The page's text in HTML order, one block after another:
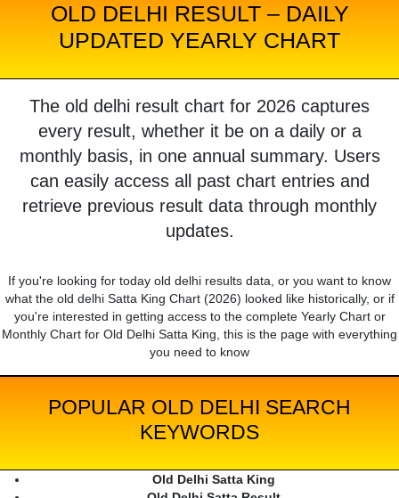
OLD DELHI RESULT – DAILY
UPDATED YEARLY CHART
The old delhi result chart for 2026 captures
every result, whether it be on a daily or a
monthly basis, in one annual summary. Users
can easily access all past chart entries and
retrieve previous result data through monthly
updates.
If you're looking for today old delhi results data, or you want to know
what the old delhi Satta King Chart (2026) looked like historically, or if
you're interested in getting access to the complete Yearly Chart or
Monthly Chart for Old Delhi Satta King, this is the page with everything
you need to know
POPULAR OLD DELHI SEARCH
KEYWORDS
Old Delhi Satta King